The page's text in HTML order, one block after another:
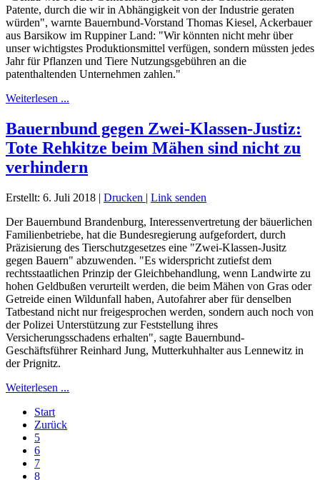
Patente, durch die wir in Abhängigkeit von der Industrie geraten
würden", warnte Bauernbund-Vorstand Thomas Kiesel, Ackerbauer
aus Barsikow im Ruppiner Land: "Wir könnten nicht mehr über
unser wichtigstes Produktionsmittel verfügen, sondern müssten jedes
Jahr für Pflanzen und Tiere Nutzungsgebühren an die
patenthaltenden Unternehmen zahlen."
Weiterlesen ...
Bauernbund gegen Zwei-Klassen-Justiz:
Tote Rehkitze beim Mähen sind nicht zu
verhindern
Erstellt: 6. Juli 2018 | Drucken | Link senden
Der Bauernbund Brandenburg, Interessenvertretung der bäuerlichen
Familienbetriebe, hat die Bundesregierung aufgefordert, durch
Präzisierung des Tierschutzgesetzes eine "Zwei-Klassen-Jusitz
gegen Bauern" abzuwenden. "Es widerspricht zutiefst dem
rechtsstaatlichen Prinzip der Gleichbehandlung, wenn Landwirte zu
hohen Geldbußen verurteilt werden, die beim Mähen von Gras oder
Getreide einen Wildunfall haben, Autofahrer aber für denselben
Tatbestand nicht nur freigesprochen werden, sondern auch noch von
der Polizei Unterstützung zur Feststellung ihres
Versicherungsschadens erhalten", sagte Bauernbund-
Geschäftsführer Reinhard Jung, Mutterkuhhalter aus Lennewitz in
der Prignitz.
Weiterlesen ...
Start
Zurück
5
6
7
8